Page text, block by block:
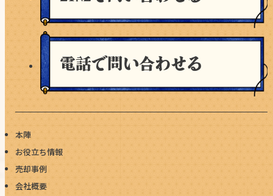
電話で問い合わせる
本陣
お役立ち情報
売却事例
会社概要